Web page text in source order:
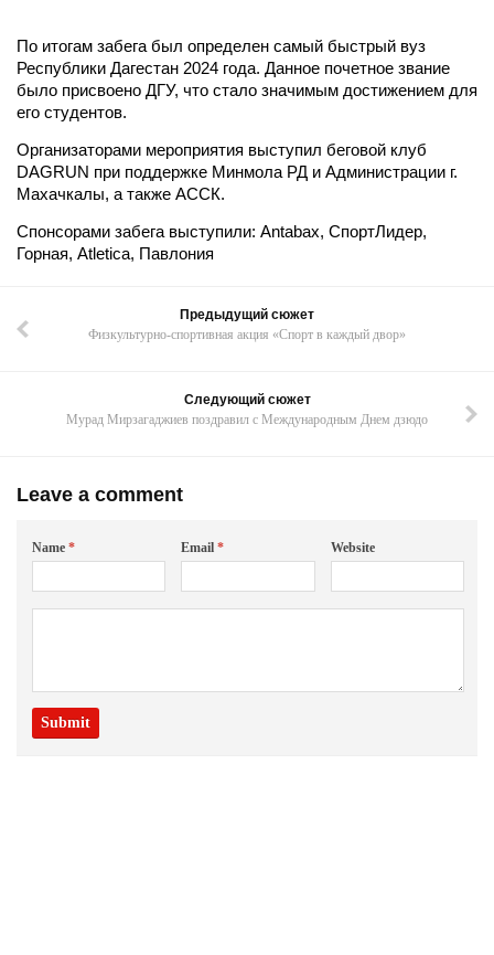
По итогам забега был определен самый быстрый вуз
Республики Дагестан 2024 года. Данное почетное звание
было присвоено ДГУ, что стало значимым достижением для
его студентов.
Организаторами мероприятия выступил беговой клуб
DAGRUN при поддержке Минмола РД и Администрации г.
Махачкалы, а также АССК.
Спонсорами забега выступили: Antabax, СпортЛидер,
Горная, Atletica, Павлония
Предыдущий сюжет
Физкультурно-спортивная акция «Спорт в каждый двор»
Следующий сюжет
Мурад Мирзагаджиев поздравил с Международным Днем дзюдо
Leave a comment
Name * Email* Website